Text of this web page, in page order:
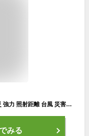
LEDミニライト K15（アウトドア 防犯 防災 強力 照射距離 台風 災害 キャンプ 防災グッズ ライト 散歩 強力 明るい 懐中電灯 LED ストラップ ハンディライト 小型 電池式 防災用品 学校 災害 夜釣 夜道 散歩）
みる